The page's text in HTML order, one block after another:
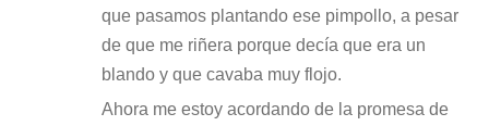
que pasamos plantando ese pimpollo, a pesar
de que me riñera porque decía que era un
blando y que cavaba muy flojo.
Ahora me estoy acordando de la promesa de